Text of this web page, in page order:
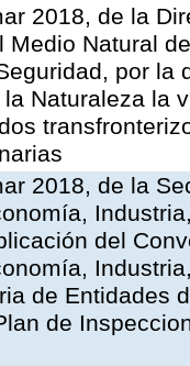
2018, de la
Medio Natural
por la
Naturaleza la
2018, de la
del
de Entidades
de